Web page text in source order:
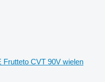
Frutteto CVT 90V wielen